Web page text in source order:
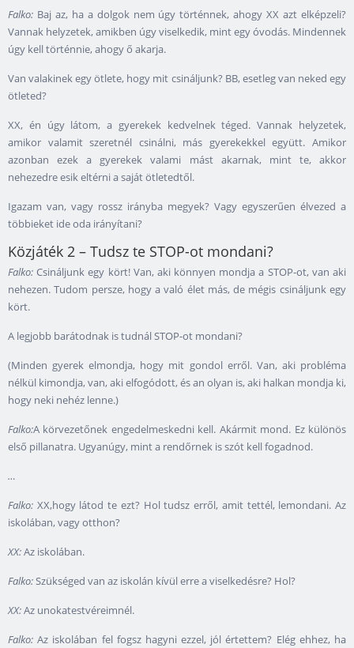
Falko: Baj az, ha a dolgok nem úgy történnek, ahogy XX azt elképzeli?
Vannak helyzetek, amikben úgy viselkedik, mint egy óvodás. Mindennek
úgy kell történnie, ahogy ő akarja.
Van valakinek egy ötlete, hogy mit csináljunk? BB, esetleg van neked egy
ötleted?
XX, én úgy látom, a gyerekek kedvelnek téged. Vannak helyzetek,
amikor valamit szeretnél csinálni, más gyerekekkel együtt. Amikor
azonban ezek a gyerekek valami mást akarnak, mint te, akkor
nehezedre esik eltérni a saját ötletedtől.
Igazam van, vagy rossz irányba megyek? Vagy egyszerűen élvezed a
többieket ide oda irányítani?
Közjáték 2 – Tudsz te STOP-ot mondani?
Falko:Csináljunk egy kört! Van, aki könnyen mondja a STOP-ot, van aki
nehezen. Tudom persze, hogy a való élet más, de mégis csináljunk egy
kört.
A legjobb barátodnak is tudnál STOP-ot mondani?
(Minden gyerek elmondja, hogy mit gondol erről. Van, aki probléma
nélkül kimondja, van, aki elfogódott, és an olyan is, aki halkan mondja ki,
hogy neki nehéz lenne.)
Falko:A körvezetőnek engedelmeskedni kell. Akármit mond. Ez különös
első pillanatra. Ugyanúgy, mint a rendőrnek is szót kell fogadnod.
…
Falko: XX,hogy látod te ezt? Hol tudsz erről, amit tettél, lemondani. Az
iskolában, vagy otthon?
XX:Az iskolában.
Falko:Szükséged van az iskolán kívül erre a viselkedésre? Hol?
XX:Az unokatestvéreimnél.
Falko:Az iskolában fel fogsz hagyni ezzel, jól értettem? Elég ehhez, ha